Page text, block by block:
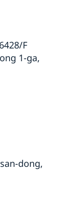
F
1-ga,
dong,